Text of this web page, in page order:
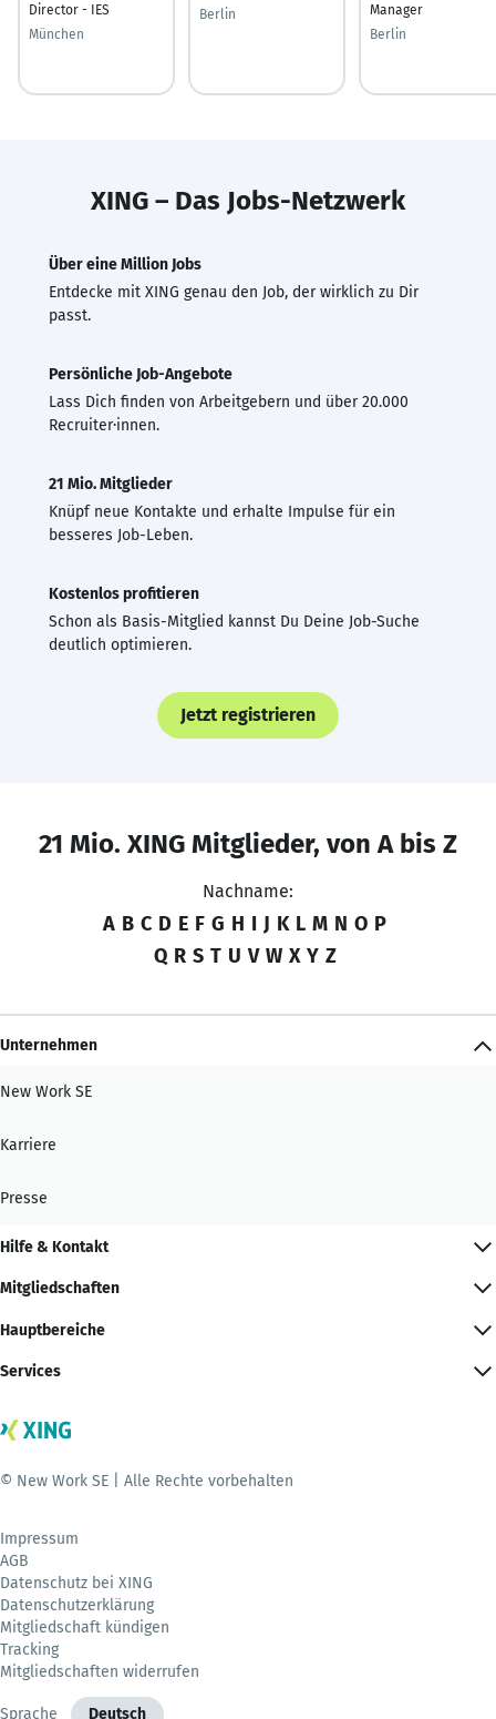
Director - IES
München
Berlin
Manager
Berlin
XING – Das Jobs-Netzwerk
Über eine Million Jobs
Entdecke mit XING genau den Job, der wirklich zu Dir
passt.
Persönliche Job-Angebote
Lass Dich finden von Arbeitgebern und über 20.000
Recruiter·innen.
21 Mio. Mitglieder
Knüpf neue Kontakte und erhalte Impulse für ein
besseres Job-Leben.
Kostenlos profitieren
Schon als Basis-Mitglied kannst Du Deine Job-Suche
deutlich optimieren.
Jetzt registrieren
21 Mio. XING Mitglieder, von A bis Z
Nachname:
A B C D E F G H I J K L M N O P
Q R S T U V W X Y Z
Unternehmen
New Work SE
Karriere
Presse
Hilfe & Kontakt
Mitgliedschaften
Hauptbereiche
Services
© New Work SE | Alle Rechte vorbehalten
Impressum
AGB
Datenschutz bei XING
Datenschutzerklärung
Mitgliedschaft kündigen
Tracking
Mitgliedschaften widerrufen
Sprache Deutsch